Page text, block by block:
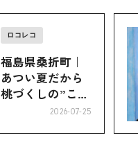
ロコレコ
福島県桑折町｜
あつい夏だから
桃づくしの”こお
2026-07-25